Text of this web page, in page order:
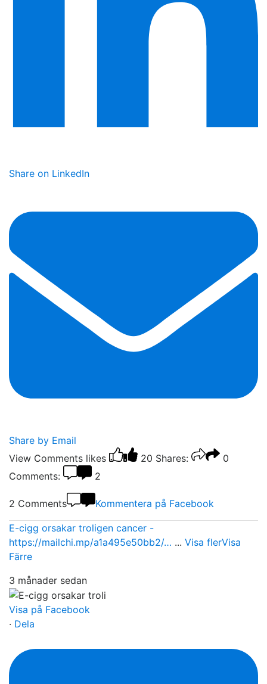
Share on LinkedIn
Share by Email
View Comments likes 20 Shares:
0
Comments:
2
2 Comments Kommentera på Facebook
E-cigg orsakar troligen cancer -
https://mailchi.mp/a1a495e50bb2/… ... Visa flerVisa
Färre
3 månader sedan
Visa på Facebook
· Dela